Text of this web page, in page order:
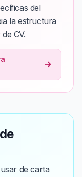
del
la estructura
CV.
de carta